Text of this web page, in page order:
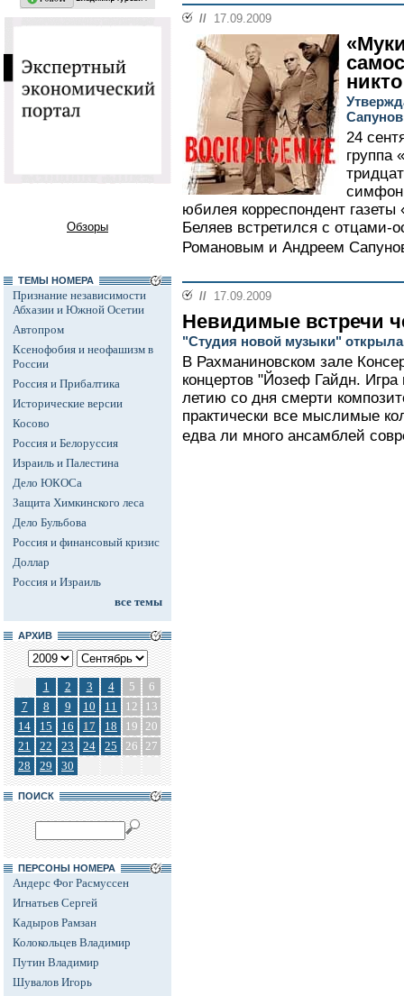
Обзоры
ТЕМЫ НОМЕРА
Признание независимости
Абхазии и Южной Осетии
Автопром
Ксенофобия и неофашизм в
России
Россия и Прибалтика
Исторические версии
Косово
Россия и Белоруссия
Израиль и Палестина
Дело ЮКОСа
Защита Химкинского леса
Дело Бульбова
Россия и финансовый кризис
Доллар
Россия и Израиль
все темы
АРХИВ
1 2 3 4 5
6
7
8 9 10 11 12
13
14
15 16 17 18 19 20
21
22 23 24 25 26 27
28
29 30
ПОИСК
ПЕРСОНЫ НОМЕРА
Андерс Фог Расмуссен
Игнатьев Сергей
Кадыров Рамзан
Колокольцев Владимир
Путин Владимир
Шувалов Игорь
// 17.09.2009
24
группа
юбилея корреспондент
Беляев встретился с отцами-
Романовым и Андреем
// 17.09.2009
Невидимые встречи
"Студия новой музыки"
В Рахманиновском зале
концертов "Йозеф Гайдн.
летию со дня смерти
практически все мыслимые
едва ли много ансамблей